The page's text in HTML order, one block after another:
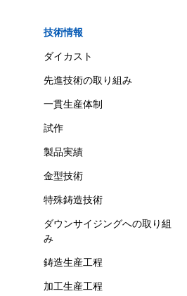
技術情報
ダイカスト
先進技術の取り組み
一貫生産体制
試作
製品実績
金型技術
特殊鋳造技術
ダウンサイジングへの取り組
み
鋳造生産工程
加工生産工程